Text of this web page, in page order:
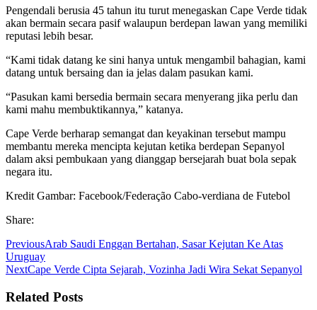
Pengendali berusia 45 tahun itu turut menegaskan Cape Verde tidak
akan bermain secara pasif walaupun berdepan lawan yang memiliki
reputasi lebih besar.
“Kami tidak datang ke sini hanya untuk mengambil bahagian, kami
datang untuk bersaing dan ia jelas dalam pasukan kami.
“Pasukan kami bersedia bermain secara menyerang jika perlu dan
kami mahu membuktikannya,” katanya.
Cape Verde berharap semangat dan keyakinan tersebut mampu
membantu mereka mencipta kejutan ketika berdepan Sepanyol
dalam aksi pembukaan yang dianggap bersejarah buat bola sepak
negara itu.
Kredit Gambar: Facebook/Federação Cabo-verdiana de Futebol
Share:
PreviousArab Saudi Enggan Bertahan, Sasar Kejutan Ke Atas
Uruguay
NextCape Verde Cipta Sejarah, Vozinha Jadi Wira Sekat Sepanyol
Related Posts